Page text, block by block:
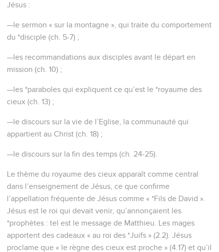
Jésus :
—le sermon « sur la montagne », qui traite du comportement
du *disciple (ch. 5-7) ;
—les recommandations aux disciples avant le départ en
mission (ch. 10) ;
—les *paraboles qui expliquent ce qu’est le *royaume des
cieux (ch. 13) ;
—le discours sur la vie de l’Eglise, la communauté qui
appartient au Christ (ch. 18) ;
—le discours sur la fin des temps (ch. 24-25).
Le thème du royaume des cieux apparaît comme central
dans l’enseignement de Jésus, ce que confirme
l’appellation fréquente de Jésus comme « *Fils de David ».
Jésus est le roi qui devait venir, qu’annonçaient les
*prophètes : tel est le message de Matthieu. Les mages
apportent des cadeaux « au roi des *Juifs » (2.2). Jésus
proclame que « le règne des cieux est proche » (4.17) et qu’il